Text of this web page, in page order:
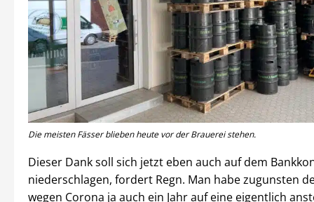
Die meisten Fässer blieben heute vor der Brauerei stehen.
Dieser Dank soll sich jetzt eben auch auf dem
niederschlagen, fordert Regn. Man habe zugunsten
wegen Corona ja auch ein Jahr auf eine eigentlich